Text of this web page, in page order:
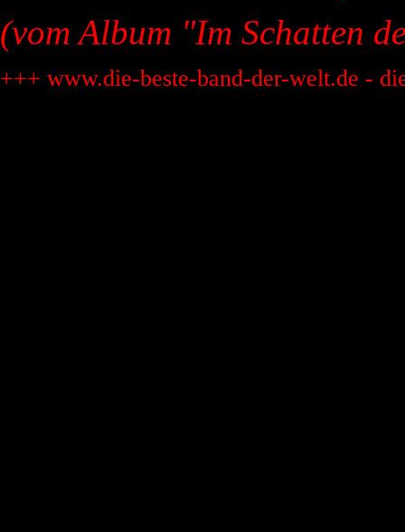
(vom Album "Im Schatten
+++ www.die-beste-band-der-welt.de -